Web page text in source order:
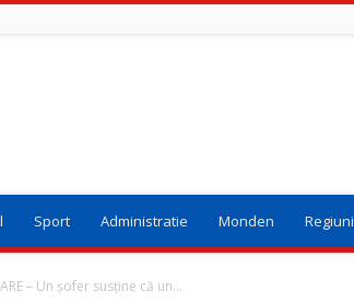
Sport Administratie Monden Regiuni
– Un șofer susține că un...